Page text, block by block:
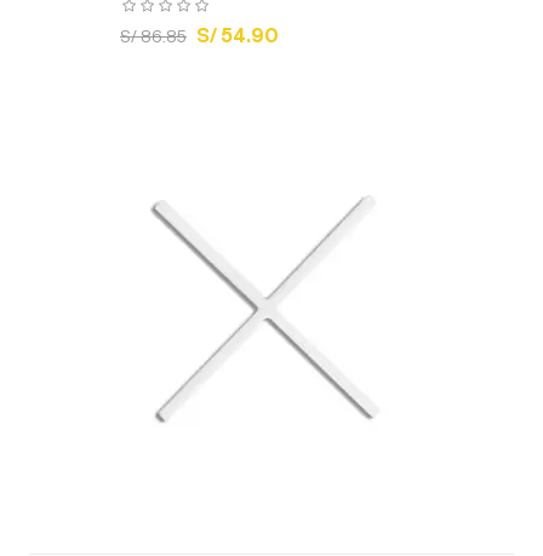
S/ 86.85 S/ 54.90